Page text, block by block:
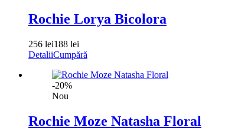
Rochie Lorya Bicolora
256 lei188 lei
DetaliiCumpără
-20%
Nou
Rochie Moze Natasha Floral